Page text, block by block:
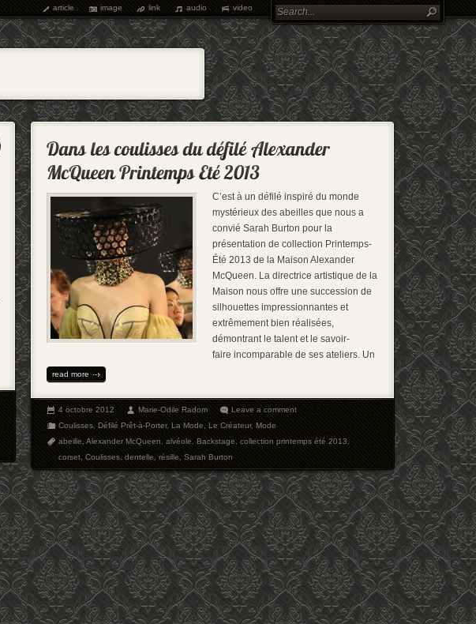
article image link audio video
C’est à un défilé inspiré du monde
mystérieux des abeilles que nous a
convié Sarah Burton pour la
présentation de collection Printemps-
Été 2013 de la Maison Alexander
McQueen. La directrice artistique de la
Maison nous offre une succession de
silhouettes impressionnantes et
extrêmement bien réalisées,
démontrant le talent et le savoir-
faire incomparable de ses ateliers. Un
read more
4 octobre 2012 Marie-Odile Radom
Leave a comment
Coulisses,Défilé Prêt-à-Porter,La Mode,Le Créateur,Mode
abeille,Alexander McQueen,alvéole,Backstage,collection printemps été 2013,
corset,Coulisses,dentelle,résille,Sarah Burton